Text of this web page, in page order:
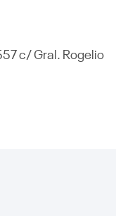
c/ Gral. Rogelio